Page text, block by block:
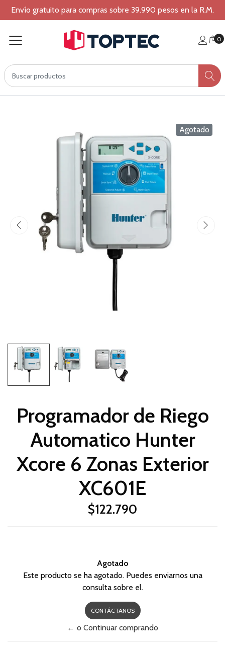
Envío gratuito para compras sobre 39.990 pesos en la R.M.
0
Agotado
Programador de Riego
Automatico Hunter
Xcore 6 Zonas Exterior
XC601E
$122.790
Agotado
Este producto se ha agotado. Puedes enviarnos una
consulta sobre el.
CONTÁCTANOS
← o Continuar comprando